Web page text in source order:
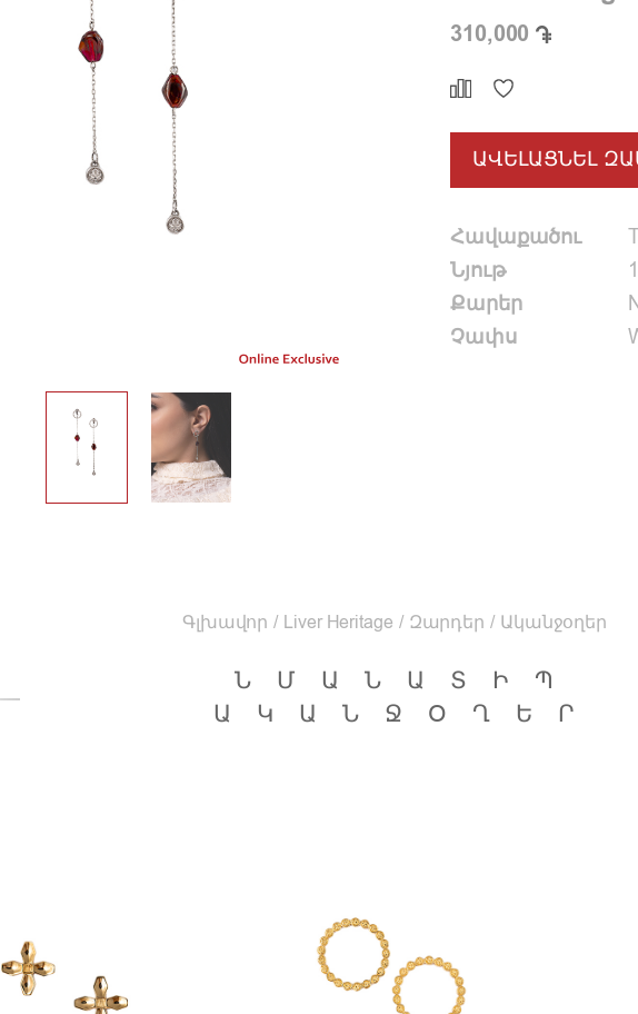
310,000
ԱՎԵԼԱՑՆԵԼ
Հավաքածու
Նյութ
Քարեր
Չափս
Գլխավոր / Liver Heritage / Զարդեր / Ականջօղեր
ՆՄԱՆԱՏԻՊ
ԱԿԱՆՋՕՂԵՐ